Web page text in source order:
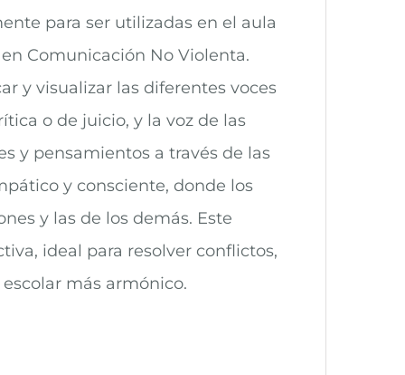
para ser utilizadas en el aula
Comunicación No Violenta.
y visualizar las diferentes voces
o de juicio, y la voz de las
y pensamientos a través de las
y consciente, donde los
y las de los demás. Este
ideal para resolver conflictos,
más armónico.